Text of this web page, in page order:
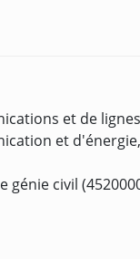
et de
et
civil